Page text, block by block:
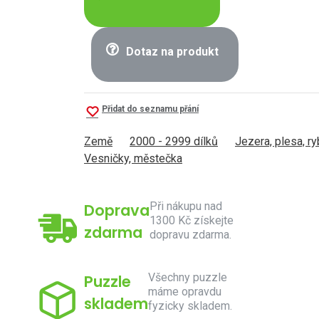
Dotaz na produkt
Přidat do seznamu přání
Země 2000 - 2999 dílků Jezera, plesa,
Vesničky, městečka
Doprava
zdarma
Při nákupu nad
1300 Kč získejte
dopravu zdarma.
Puzzle
skladem
Všechny puzzle
máme opravdu
fyzicky skladem.